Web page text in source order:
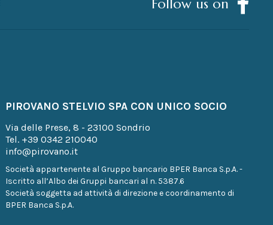
Follow us on
PIROVANO STELVIO SPA CON UNICO SOCIO
Via delle Prese, 8 - 23100 Sondrio
Tel. +39 0342 210040
info@pirovano.it
Società appartenente al Gruppo bancario BPER Banca S.p.A. -
Iscritto all’Albo dei Gruppi bancari al n. 5387.6
Società soggetta ad attività di direzione e coordinamento di
BPER Banca S.p.A.